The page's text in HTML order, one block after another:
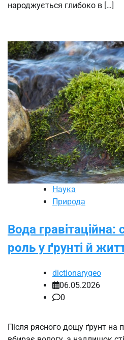
народжується глибоко в […]
Наука
Природа
Вода гравітаційна:
роль у ґрунті й
dictionarygeo
06.05.2026
0
Після рясного дощу ґрунт на